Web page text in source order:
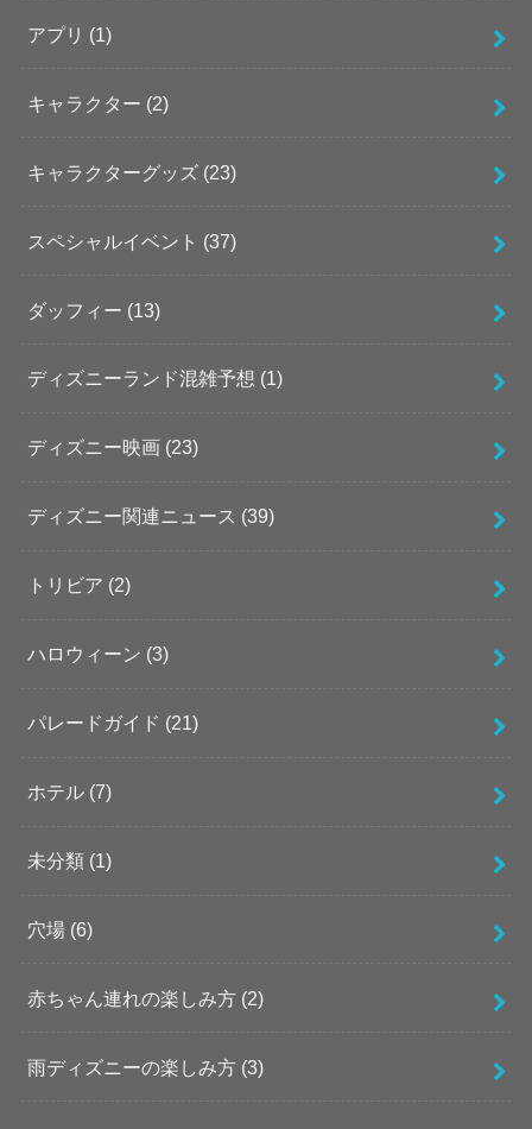
アプリ (1)
キャラクター (2)
キャラクターグッズ (23)
スペシャルイベント (37)
ダッフィー (13)
ディズニーランド混雑予想 (1)
ディズニー映画 (23)
ディズニー関連ニュース (39)
トリビア (2)
ハロウィーン (3)
パレードガイド (21)
ホテル (7)
未分類 (1)
穴場 (6)
赤ちゃん連れの楽しみ方 (2)
雨ディズニーの楽しみ方 (3)